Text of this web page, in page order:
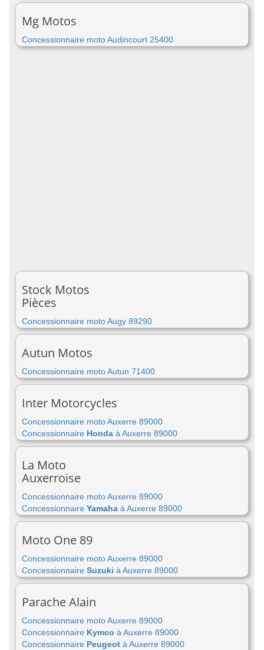
Mg Motos
Concessionnaire moto Audincourt 25400
Stock Motos
Pièces
Concessionnaire moto Augy 89290
Autun Motos
Concessionnaire moto Autun 71400
Inter Motorcycles
Concessionnaire moto Auxerre 89000
Concessionnaire Honda à Auxerre 89000
La Moto
Auxerroise
Concessionnaire moto Auxerre 89000
Concessionnaire Yamaha à Auxerre 89000
Moto One 89
Concessionnaire moto Auxerre 89000
Concessionnaire Suzuki à Auxerre 89000
Parache Alain
Concessionnaire moto Auxerre 89000
Concessionnaire Kymco à Auxerre 89000
Concessionnaire Peugeot à Auxerre 89000